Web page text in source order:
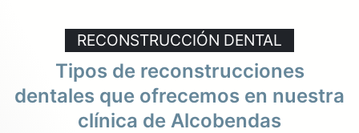
RECONSTRUCCIÓN DENTAL
Tipos de reconstrucciones
dentales que ofrecemos en nuestra
clínica de Alcobendas